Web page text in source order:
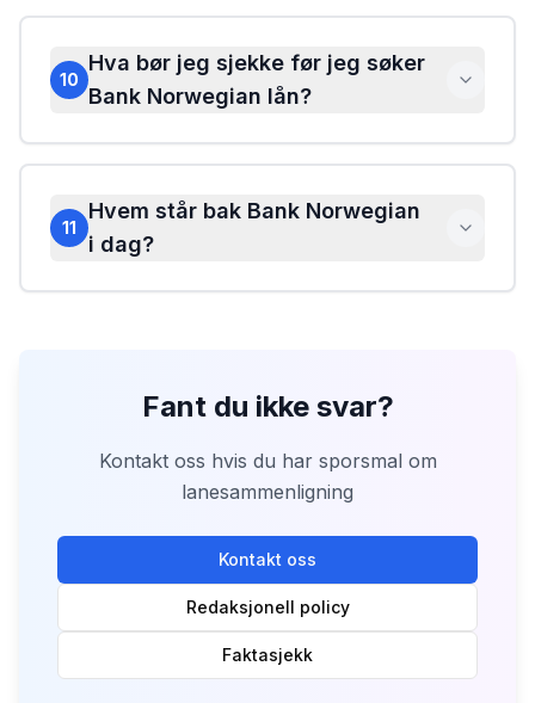
10
Hva bør jeg sjekke før jeg søker
Bank Norwegian lån?
11
Hvem står bak Bank Norwegian
i dag?
Fant du ikke svar?
Kontakt oss hvis du har sporsmal om
lanesammenligning
Kontakt oss
Redaksjonell policy
Faktasjekk